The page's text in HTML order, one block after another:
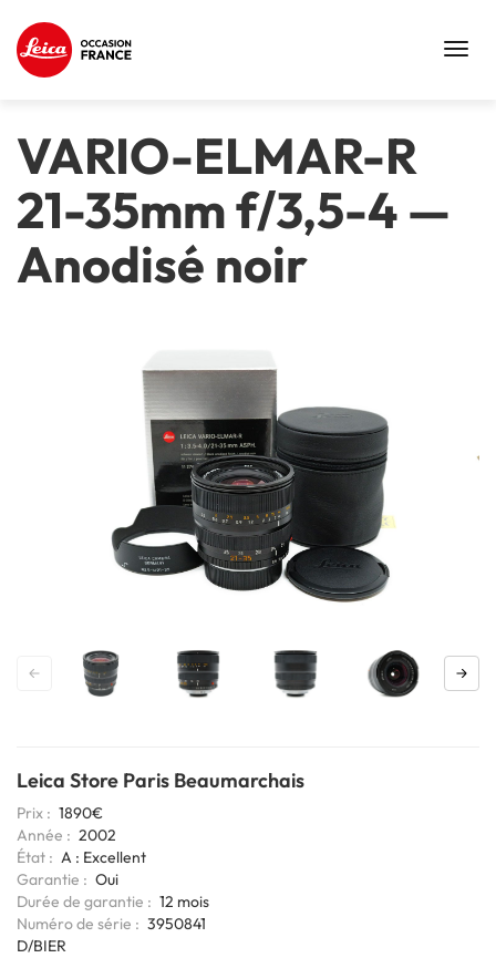
VARIO-ELMAR-R
21-35mm f/3,5-4—
Anodisé noir
Leica Store Paris Beaumarchais
Prix
1890€
Année
2002
État
A : Excellent
Garantie
Oui
Durée de garantie
12 mois
Codage
6bits
Numéro de série
3950841
D/BIER